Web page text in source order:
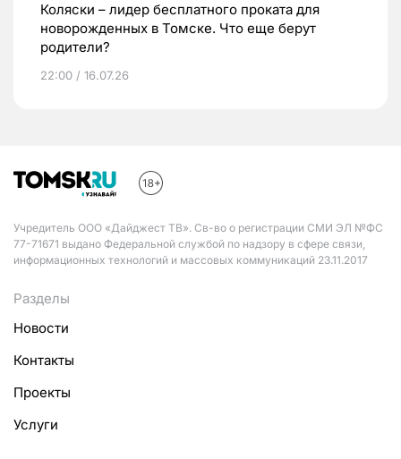
Коляски – лидер бесплатного проката для
новорожденных в Томске. Что еще берут
родители?
22:00 / 16.07.26
Учредитель ООО «Дайджест ТВ». Св-во о регистрации СМИ ЭЛ №ФС
77-71671 выдано Федеральной службой по надзору в сфере связи,
информационных технологий и массовых коммуникаций 23.11.2017
Разделы
Новости
Контакты
Проекты
Услуги